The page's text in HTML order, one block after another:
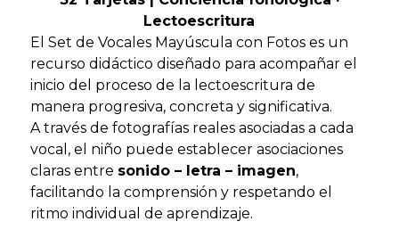
Lectoescritura
El Set de Vocales Mayúscula con Fotos es un
recurso didáctico diseñado para acompañar el
inicio del proceso de la lectoescritura de
manera progresiva, concreta y significativa.
A través de fotografías reales asociadas a cada
vocal, el niño puede establecer asociaciones
claras entre sonido – letra – imagen,
facilitando la comprensión y respetando el
ritmo individual de aprendizaje.